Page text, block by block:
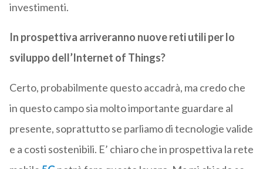
investimenti.
In prospettiva arriveranno nuove reti utili per lo
sviluppo dell’Internet of Things?
Certo, probabilmente questo accadrà, ma credo che
in questo campo sia molto importante guardare al
presente, soprattutto se parliamo di tecnologie valide
e a costi sostenibili. E’ chiaro che in prospettiva la rete